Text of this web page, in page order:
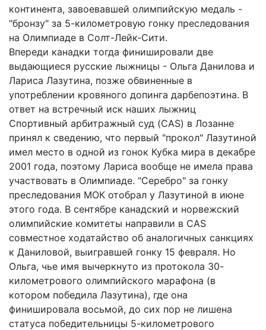
континента, завоевавшей олимпийскую медаль -
"бронзу" за 5-километровую гонку преследования
на Олимпиаде в Солт-Лейк-Сити.
Впереди канадки тогда финишировали две
выдающиеся русские лыжницы - Ольга Данилова и
Лариса Лазутина, позже обвиненные в
употреблении кровяного допинга дарбепоэтина. В
ответ на встречный иск наших лыжниц
Спортивный арбитражный суд (CAS) в Лозанне
принял к сведению, что первый "прокол" Лазутиной
имел место в одной из гонок Кубка мира в декабре
2001 года, поэтому Лариса вообще не имела права
участвовать в Олимпиаде. "Серебро" за гонку
преследования МОК отобрал у Лазутиной в июне
этого года. В сентябре канадский и норвежский
олимпийские комитеты направили в CAS
совместное ходатайство об аналогичных санкциях
к Даниловой, выигравшей гонку 15 февраля. Но
Ольга, чье имя вычеркнуто из протокола 30-
километрового олимпийского марафона (в
котором победила Лазутина), где она
финишировала восьмой, до сих пор не лишена
статуса победительницы 5-километрового